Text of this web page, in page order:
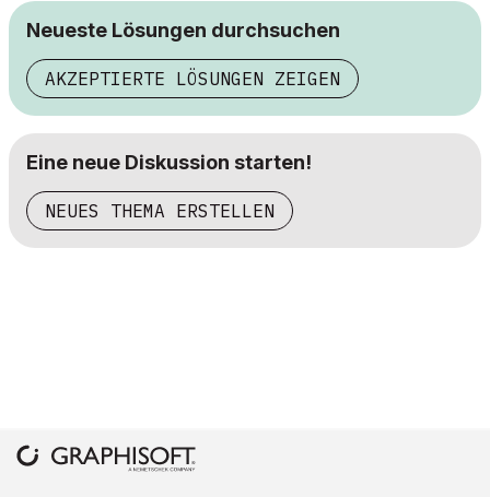
Neueste Lösungen durchsuchen
AKZEPTIERTE LÖSUNGEN ZEIGEN
Eine neue Diskussion starten!
NEUES THEMA ERSTELLEN